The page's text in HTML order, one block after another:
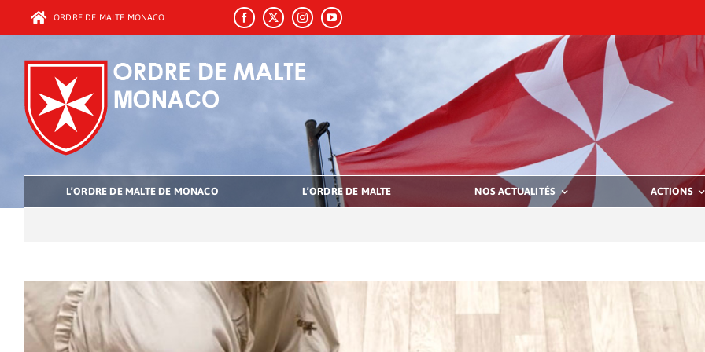
Passer
ORDRE DE MALTE MONACO
L’ORDRE DE MALTE DE MONACO L’ORDRE DE MALTE NOS ACTUALITÉS ACTIONS
Le Président honoraire de